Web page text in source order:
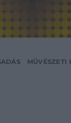
MŰVÉSZETI